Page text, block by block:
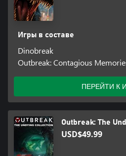
Игры в составе
Dinobreak
Outbreak: Contagious
ПЕРЕЙТИ К
Outbreak: The
USD$49.99